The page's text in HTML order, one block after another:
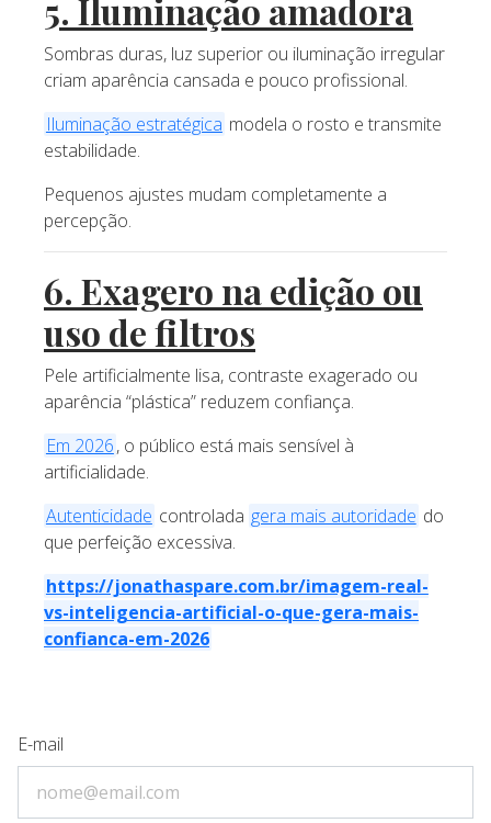
5. Iluminação amadora
Sombras duras, luz superior ou iluminação irregular
criam aparência cansada e pouco profissional.
Iluminação estratégica modela o rosto e transmite
estabilidade.
Pequenos ajustes mudam completamente a
percepção.
6. Exagero na edição ou
uso de filtros
Pele artificialmente lisa, contraste exagerado ou
aparência “plástica” reduzem confiança.
Em 2026, o público está mais sensível à
artificialidade.
Autenticidade controlada gera mais autoridade do
que perfeição excessiva.
https://jonathaspare.com.br/imagem-real-
vs-inteligencia-artificial-o-que-gera-mais-
confianca-em-2026
E-mail